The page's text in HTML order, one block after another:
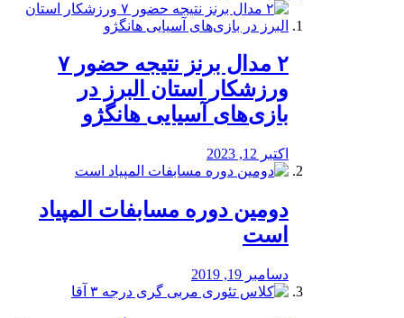
۲ مدال برنز نتیجه حضور ۷
ورزشکار استان البرز در
بازی‌های آسیایی هانگژو
اکتبر 12, 2023
دومین دوره مسابفات المپیاد
است
دسامبر 19, 2019